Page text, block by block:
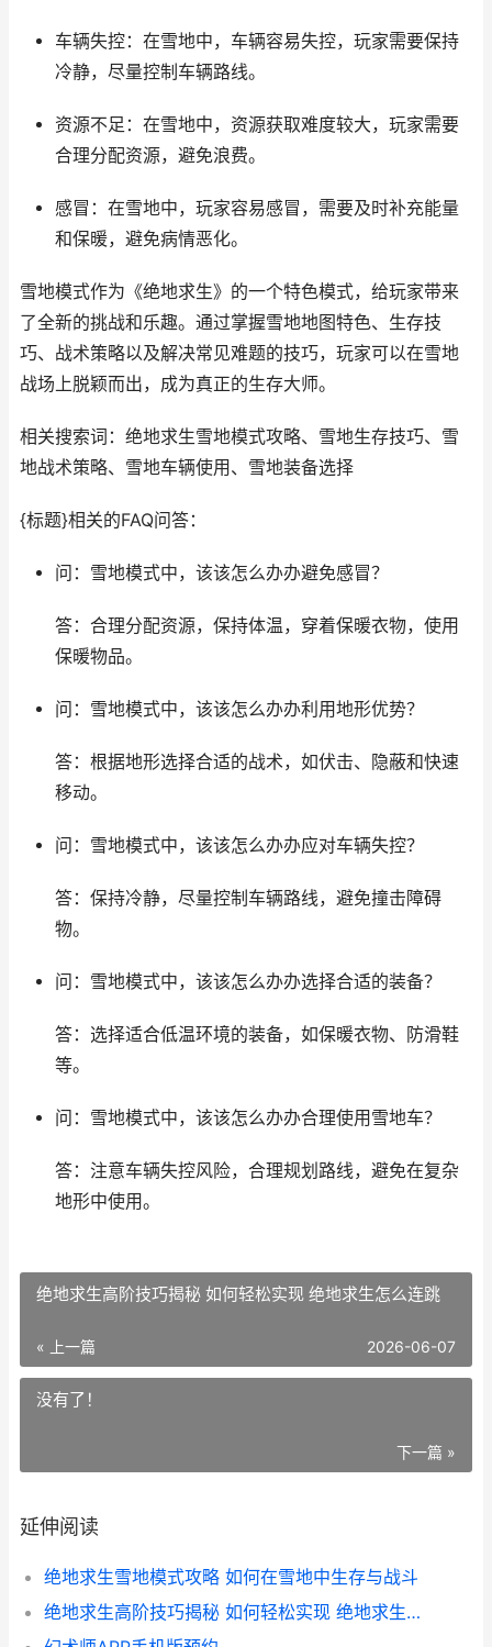
车辆失控：在雪地中，车辆容易失控，玩家需要保持
冷静，尽量控制车辆路线。
资源不足：在雪地中，资源获取难度较大，玩家需要
合理分配资源，避免浪费。
感冒：在雪地中，玩家容易感冒，需要及时补充能量
和保暖，避免病情恶化。
雪地模式作为《绝地求生》的一个特色模式，给玩家带来
了全新的挑战和乐趣。通过掌握雪地地图特色、生存技
巧、战术策略以及解决常见难题的技巧，玩家可以在雪地
战场上脱颖而出，成为真正的生存大师。
相关搜索词：绝地求生雪地模式攻略、雪地生存技巧、雪
地战术策略、雪地车辆使用、雪地装备选择
{标题}相关的FAQ问答：
问：雪地模式中，该该怎么办办避免感冒？
答：合理分配资源，保持体温，穿着保暖衣物，使用
保暖物品。
问：雪地模式中，该该怎么办办利用地形优势？
答：根据地形选择合适的战术，如伏击、隐蔽和快速
移动。
问：雪地模式中，该该怎么办办应对车辆失控？
答：保持冷静，尽量控制车辆路线，避免撞击障碍
物。
问：雪地模式中，该该怎么办办选择合适的装备？
答：选择适合低温环境的装备，如保暖衣物、防滑鞋
等。
问：雪地模式中，该该怎么办办合理使用雪地车？
答：注意车辆失控风险，合理规划路线，避免在复杂
地形中使用。
绝地求生高阶技巧揭秘 如何轻松实现 绝地求生怎么连跳
« 上一篇 2026-06-07
没有了！
下一篇 »
延伸阅读
绝地求生雪地模式攻略 如何在雪地中生存与战斗
绝地求生高阶技巧揭秘 如何轻松实现 绝地求生怎么连跳